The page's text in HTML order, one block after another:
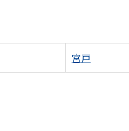
宮戸